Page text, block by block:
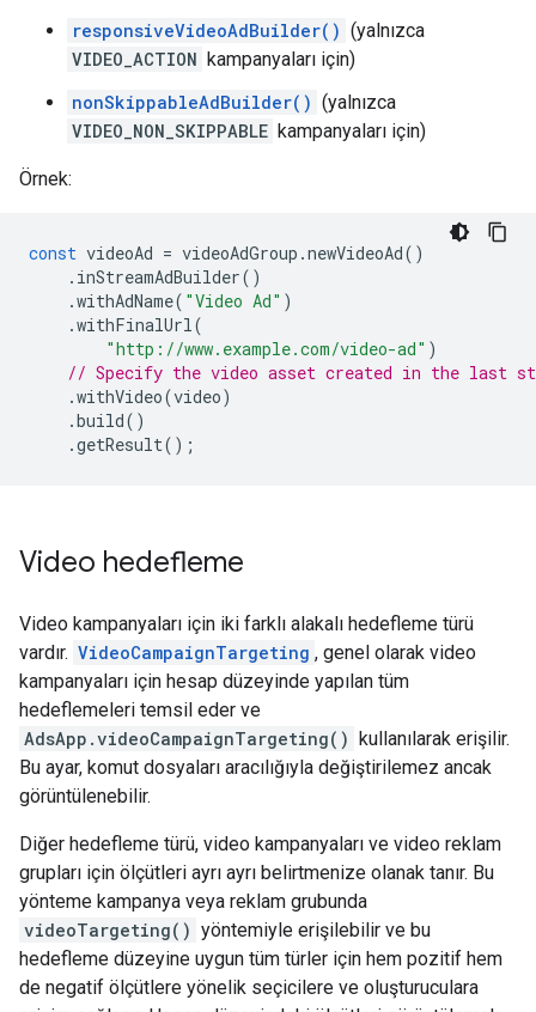
responsiveVideoAdBuilder() (yalnızca
VIDEO_ACTION kampanyaları için)
nonSkippableAdBuilder() (yalnızca
VIDEO_NON_SKIPPABLE kampanyaları için)
Örnek:
const videoAd = videoAdGroup .newVideoAd()
. inStreamAdBuilder()
.withAdName( "Video Ad" )
.withFinalUrl(
"http://www.example.com/video-ad" )
// Specify the video asset created in the last
.withVideo(video)
.build()
.getResult();
Video hedefleme
Video kampanyaları için iki farklı alakalı hedefleme türü
vardır. VideoCampaignTargeting , genel olarak video
kampanyaları için hesap düzeyinde yapılan tüm
hedeflemeleri temsil eder ve
AdsApp.videoCampaignTargeting() kullanılarak erişilir.
Bu ayar, komut dosyaları aracılığıyla değiştirilemez ancak
görüntülenebilir.
Diğer hedefleme türü, video kampanyaları ve video reklam
grupları için ölçütleri ayrı ayrı belirtmenize olanak tanır. Bu
yönteme kampanya veya reklam grubunda
videoTargeting() yöntemiyle erişilebilir ve bu
hedefleme düzeyine uygun tüm türler için hem pozitif hem
de negatif ölçütlere yönelik seçicilere ve oluşturuculara